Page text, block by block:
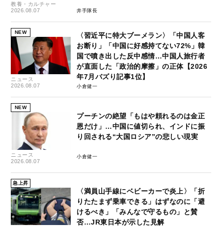
教養・カルチャー
2026.08.07
井手隊長
NEW
ニュース
2026.08.07
〈習近平に特大ブーメラン〉「中国人客
お断り」「中国に好感持てない72%」韓
国で噴き出した反中感情…中国人旅行者
が直面した「政治的摩擦」の正体【2026
年7月バズり記事1位】
小倉健一
NEW
ニュース
2026.08.07
プーチンの絶望「もはや頼れるのは金正
恩だけ」…中国に値切られ、インドに振
り回される“大国ロシア”の悲しい現実
小倉健一
急上昇
〈満員山手線にベビーカーで炎上〉「折
りたたまず乗車できる」はずなのに「避
けるべき」「みんなで守るもの」と賛
否…JR東日本が示した見解